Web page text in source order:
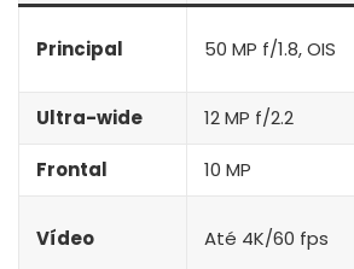
Principal 50 MP f/1.8, OIS
Ultra-wide 12 MP f/2.2
Frontal 10 MP
Vídeo Até 4K/60 fps